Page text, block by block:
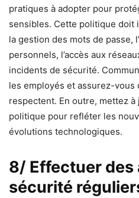
pratiques à adopter pour
sensibles. Cette politique
la gestion des mots de passe,
personnels, l’accès aux
incidents de sécurité.
les employés et assurez-vous
respectent. En outre, mettez
politique pour refléter les
évolutions technologiques.
8/ Effectuer des
sécurité